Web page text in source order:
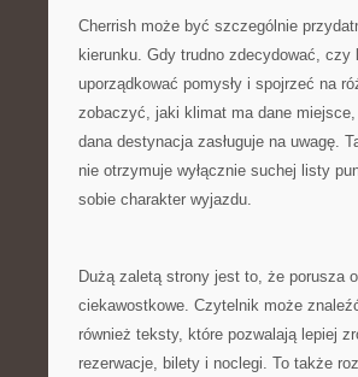
Cherrish może być szczególnie
kierunku. Gdy trudno zdecydować,
uporządkować pomysły i spojrzeć na
zobaczyć, jaki klimat ma dane
dana destynacja zasługuje na uwagę.
nie otrzymuje wyłącznie suchej listy
sobie charakter wyjazdu.
Dużą zaletą strony jest to, że porusza
ciekawostkowe. Czytelnik może
również teksty, które pozwalają lepiej
rezerwacje, bilety i noclegi. To także